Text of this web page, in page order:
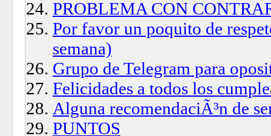
PROBLEMA CON
Por favor un poquito de
semana)
Grupo de Telegram para
Felicidades a todos los
Alguna recomendaciÃ³n de
PUNTOS